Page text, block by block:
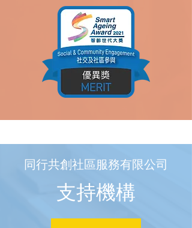
同行共創社區服務有限公司
​支持機構